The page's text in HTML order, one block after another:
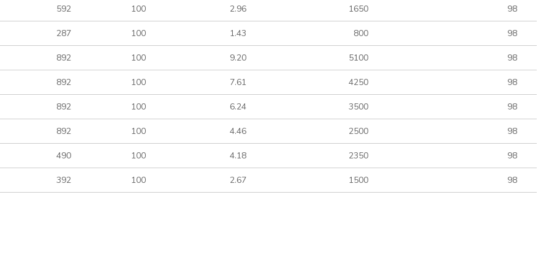
592 100 2.96 1650 98
287 100 1.43 800 98
892 100 9.20 5100 98
892 100 7.61 4250 98
892 100 6.24 3500 98
892 100 4.46 2500 98
490 100 4.18 2350 98
392 100 2.67 1500 98